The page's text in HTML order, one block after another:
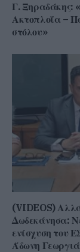
Γ. Ξηραδάκης:
Ακτοπλοΐα –
στόλου»
(VIDEOS)
Δωδεκάνησα:
ενίσχυση του
Άδωνη